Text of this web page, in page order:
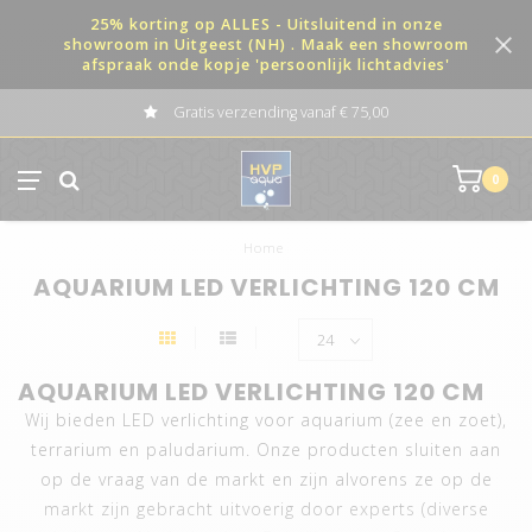
25% korting op ALLES - Uitsluitend in onze
showroom in Uitgeest (NH) . Maak een showroom
afspraak onde kopje 'persoonlijk lichtadvies'
Gratis verzending vanaf € 75,00
0
Home
AQUARIUM LED VERLICHTING 120 CM
AQUARIUM LED VERLICHTING 120 CM
Wij bieden LED verlichting voor aquarium (zee en zoet),
terrarium en paludarium. Onze producten sluiten aan
op de vraag van de markt en zijn alvorens ze op de
markt zijn gebracht uitvoerig door experts (diverse